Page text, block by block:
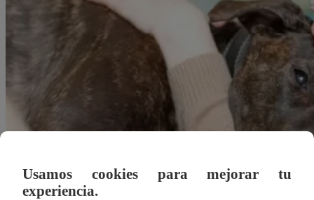
Usamos cookies para mejorar tu
experiencia.